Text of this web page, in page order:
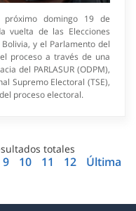
próximo domingo 19 de
vuelta de las Elecciones
y el Parlamento del
el proceso a través de una
del PARLASUR (ODPM),
Supremo Electoral (TSE),
proceso electoral.
totales
9 10 11 12 Última